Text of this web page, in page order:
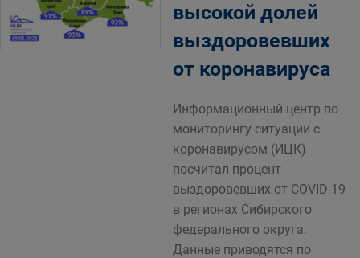
высокой долей
выздоровевших
от коронавируса
Информационный центр по
мониторингу ситуации с
коронавирусом (ИЦК)
посчитал процент
выздоровевших от COVID-19
в регионах Сибирского
федерального округа.
Данные приводятся по